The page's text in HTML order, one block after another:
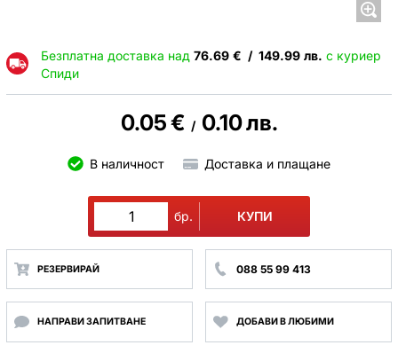
Безплатна доставка над 76.69 € / 149.99 лв. с куриер
Спиди
0.05€ / 0.10лв.
В наличност Доставка и плащане
бр. КУПИ
РЕЗЕРВИРАЙ 088 55 99 413
НАПРАВИ ЗАПИТВАНЕ ДОБАВИ В ЛЮБИМИ